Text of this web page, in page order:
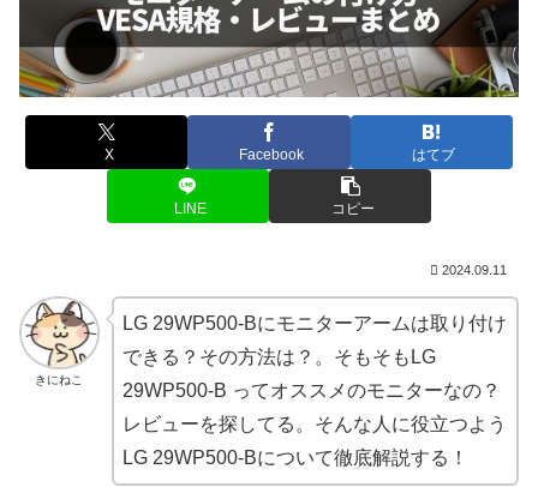
X Facebook はてブ
LINE コピー
2024.09.11
きにねこ
LG 29WP500-Bにモニターアームは取り付け
できる？その方法は？。そもそもLG
29WP500-B ってオススメのモニターなの？
レビューを探してる。そんな人に役立つよう
LG 29WP500-Bについて徹底解説する！